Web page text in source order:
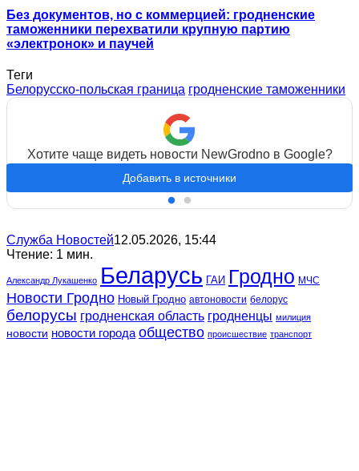
Без документов, но с коммерцией: гродненские
таможенники перехватили крупную партию
«электронок» и паучей
Теги
Белорусско-польская граница гродненские таможенники
Хотите чаще видеть новости NewGrodno в Google?
Добавить в источники
Служба Новостей12.05.2026, 15:44
Чтение: 1 мин.
Александр Лукашенко Беларусь ГАИ Гродно МЧС
Новости Гродно Новый Гродно автоновости белорус
белорусы гродненская область гродненцы милиция
новости новости города общество происшествие транспорт